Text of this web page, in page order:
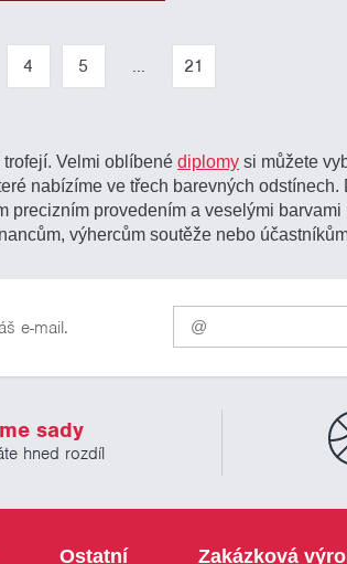
4 5 ... 21
Velmi oblíbené diplomysi můžete
nabízíme ve třech barevných
precizním provedením a veselými
výhercům soutěže nebo
e-mail.
Pro
odběr
našich
novinek
sady
hned rozdíl
Ostatní Zakázková